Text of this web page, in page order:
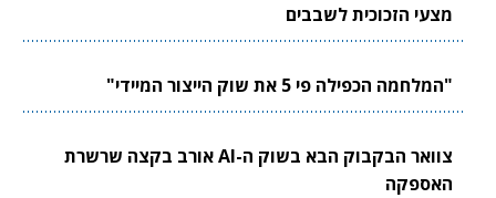
מצעי הזכוכית לשבבים
"המלחמה הכפילה פי 5 את שוק הייצור המיידי"
צוואר הבקבוק הבא בשוק ה-AI אורב בקצה שרשרת
האספקה